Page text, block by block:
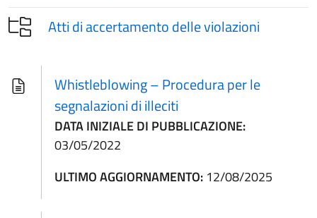
Atti di accertamento delle violazioni
Whistleblowing – Procedura per le
segnalazioni di illeciti
DATA INIZIALE DI PUBBLICAZIONE:
03/05/2022
ULTIMO AGGIORNAMENTO: 12/08/2025